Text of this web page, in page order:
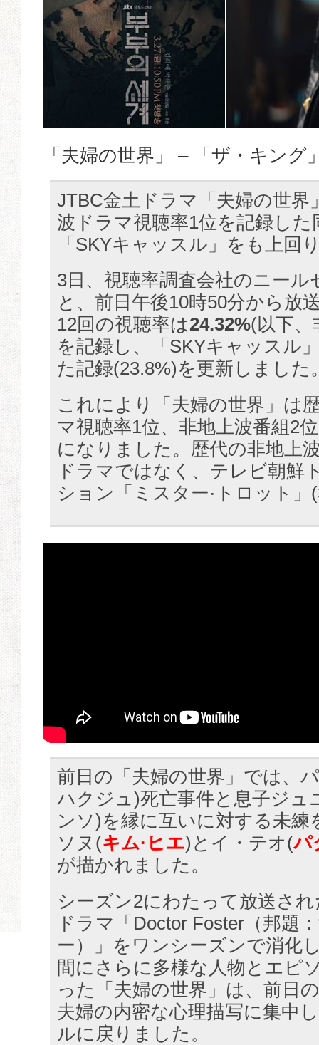
「夫婦の世界」 – 「ザ・キング
JTBC金土ドラマ「夫婦の世界
波ドラマ視聴率1位を記録した
「SKYキャッスル」をも上回
3日、視聴率調査会社のニー
と、前日午後10時50分から放
12回の視聴率は24.32%(以下、
を記録し、「SKYキャッスル
た記録(23.8%)を更新しました
これにより「夫婦の世界」は
マ視聴率1位、非地上波番組2
になりました。歴代の非地上
ドラマではなく、テレビ朝鮮
ション「ミスター·トロット」
前日の「夫婦の世界」では、
ハクジュ)死亡事件と息子ジュ
ンソ)を縁に互いに対する未練
ソヌ(キム·ヒエ)とイ・テオ(パ
が描かれました。
シーズン2にわたって放送さ
ドラマ「Doctor Foster（邦題
ー）」をワンシーズンで消化
間にさらに多様な人物とエピ
った「夫婦の世界」は、前日
夫婦の内密な心理描写に集中
ルに戻りました。